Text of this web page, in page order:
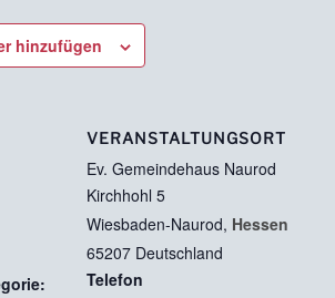
hinzufügen
VERANSTALTUNGSORT
Ev. Gemeindehaus Naurod
Kirchhohl 5
Wiesbaden-Naurod, Hessen
65207 Deutschland
Telefon